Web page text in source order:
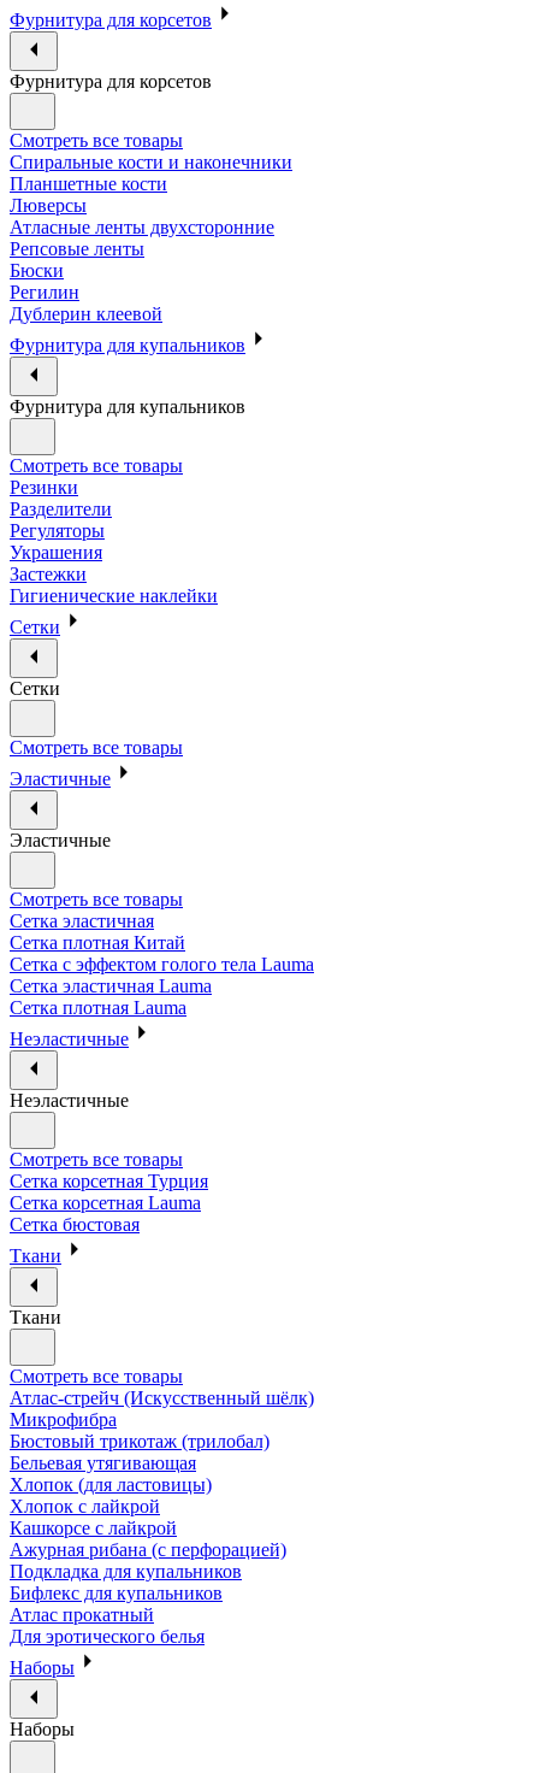
Фурнитура для корсетов
Фурнитура для корсетов
Смотреть все товары
Спиральные кости и наконечники
Планшетные кости
Люверсы
Атласные ленты двухсторонние
Репсовые ленты
Бюски
Регилин
Дублерин клеевой
Фурнитура для купальников
Фурнитура для купальников
Смотреть все товары
Резинки
Разделители
Регуляторы
Украшения
Застежки
Гигиенические наклейки
Сетки
Сетки
Смотреть все товары
Эластичные
Эластичные
Смотреть все товары
Сетка эластичная
Сетка плотная Китай
Сетка с эффектом голого тела Lauma
Сетка эластичная Lauma
Сетка плотная Lauma
Неэластичные
Неэластичные
Смотреть все товары
Сетка корсетная Турция
Сетка корсетная Lauma
Сетка бюстовая
Ткани
Ткани
Смотреть все товары
Атлас-стрейч (Искусственный шёлк)
Микрофибра
Бюстовый трикотаж (трилобал)
Бельевая утягивающая
Хлопок (для ластовицы)
Хлопок с лайкрой
Кашкорсе с лайкрой
Ажурная рибана (с перфорацией)
Подкладка для купальников
Бифлекс для купальников
Атлас прокатный
Для эротического белья
Наборы
Наборы